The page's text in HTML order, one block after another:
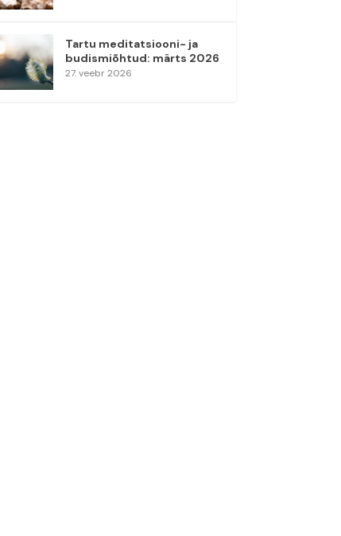
Tartu meditatsiooni- ja
budismiõhtud: märts 2026
27. veebr 2026